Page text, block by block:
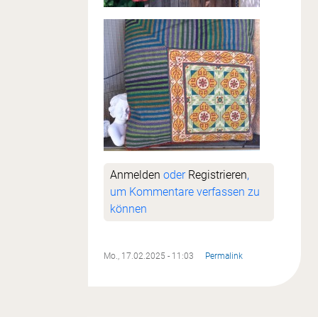
Anmelden oder Registrieren,
um Kommentare verfassen zu
können
Mo., 17.02.2025 - 11:03 Permalink